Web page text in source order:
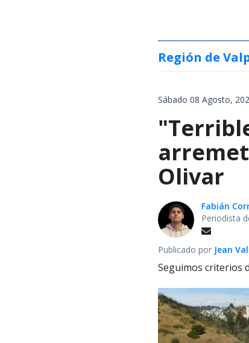
Región de
Sábado 08 Agosto,
Olivar
Fabián
Periodista
Publicado por Jean
Seguimos criterios